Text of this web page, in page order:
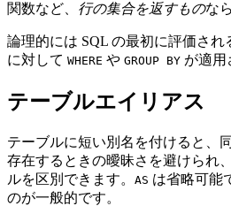
関数など、 行の集合を返すものな
論理的には SQL の最初に評価さ
に対して WHERE や GROUP BY が適用
テーブルエイリアス
テーブルに短い別名を付けると、
存在するときの曖昧さを避けられ
ルを区別できます。 AS は省略可能
のが一般的です。